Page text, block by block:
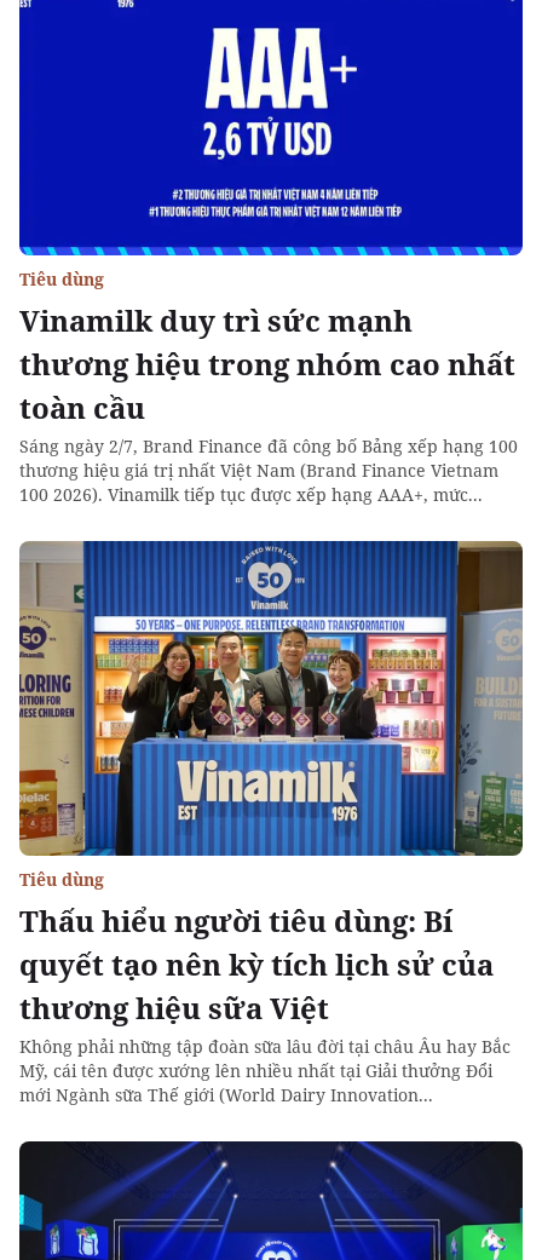
Vinamilk duy trì sức mạnh
thương hiệu trong nhóm cao nhất
toàn cầu
Tiêu dùng
Sáng ngày 2/7, Brand Finance đã công bố Bảng xếp hạng 100
thương hiệu giá trị nhất Việt Nam (Brand Finance Vietnam
100 2026). Vinamilk tiếp tục được xếp hạng AAA+, mức...
Thấu hiểu người tiêu dùng: Bí
quyết tạo nên kỳ tích lịch sử của
thương hiệu sữa Việt
Tiêu dùng
Không phải những tập đoàn sữa lâu đời tại châu Âu hay Bắc
Mỹ, cái tên được xướng lên nhiều nhất tại Giải thưởng Đổi
mới Ngành sữa Thế giới (World Dairy Innovation...